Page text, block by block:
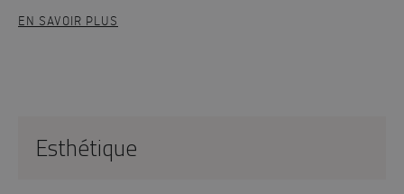
EN SAVOIR PLUS
Esthétique